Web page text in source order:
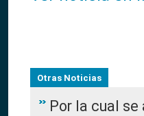
Otras Noticias
Por la cual